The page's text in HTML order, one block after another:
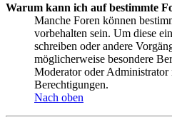
Warum kann ich auf bestimmte
Manche Foren können
vorbehalten sein. Um diese
schreiben oder andere
möglicherweise besondere
Moderator oder Administrator
Berechtigungen.
Nach oben